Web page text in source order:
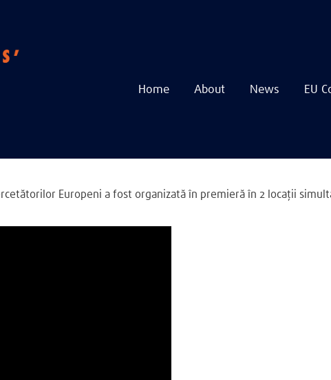
content
Navigare
Home About News EU
Europeni a fost organizată în premieră în 2 locații